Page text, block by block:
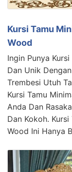
Kursi Tamu
Wood
Ingin Punya
Dan Unik
Trembesi Utuh
Kursi Tamu
Anda Dan
Dan Kokoh.
Wood Ini Hanya